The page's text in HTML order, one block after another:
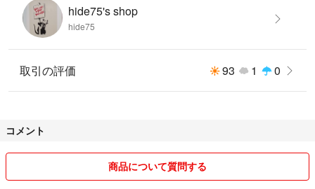
hide75's shop
hide75
取引の評価 93 1 0
コメント
商品について質問する